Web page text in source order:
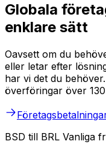
Globala
enklare sätt
Oavsett om du
eller letar efter
har vi det du
överföringar över
BSD till BRL Vanliga